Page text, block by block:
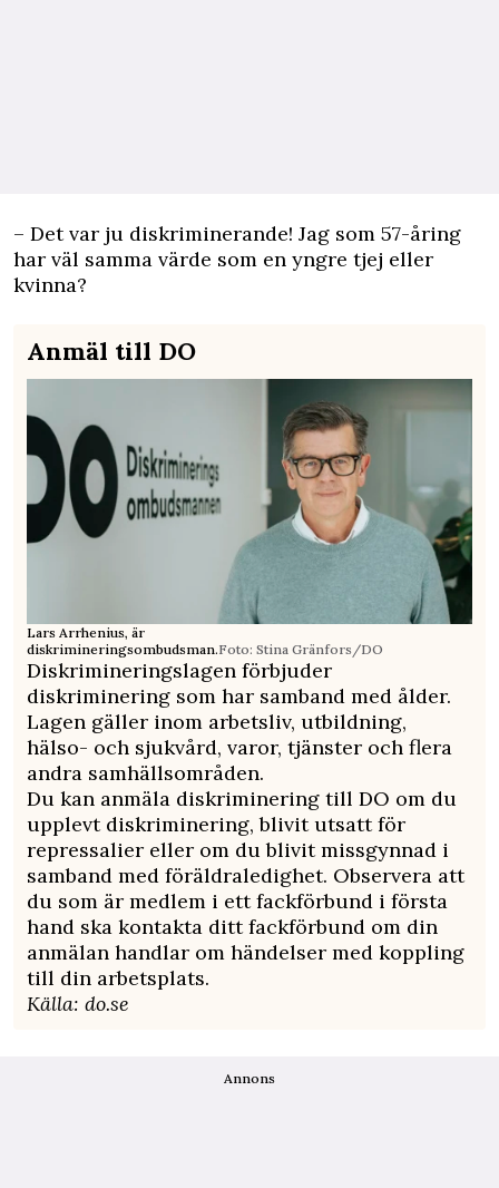
– Det var ju diskriminerande! Jag som 57-åring
har väl samma värde som en yngre tjej eller
kvinna?
Anmäl till DO
Lars Arrhenius, är
diskrimineringsombudsman.Foto: Stina Gränfors/DO
Diskrimineringslagen förbjuder
diskriminering som har samband med ålder.
Lagen gäller inom arbetsliv, utbildning,
hälso- och sjukvård, varor, tjänster och flera
andra samhällsområden.
Du kan anmäla diskriminering till DO om du
upplevt diskriminering, blivit utsatt för
repressalier eller om du blivit missgynnad i
samband med föräldraledighet. Observera att
du som är medlem i ett fackförbund i första
hand ska kontakta ditt fackförbund om din
anmälan handlar om händelser med koppling
till din arbetsplats.
Källa: do.se
Annons